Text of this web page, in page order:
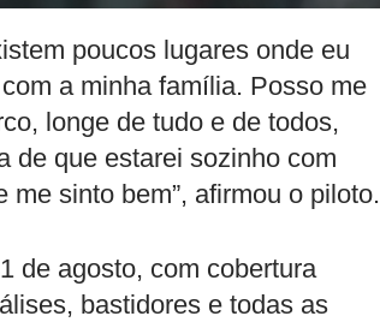
poucos lugares onde eu
a minha família. Posso me
longe de tudo e de todos,
de que estarei sozinho com
sinto bem”, afirmou o piloto.
de agosto, com cobertura
bastidores e todas as